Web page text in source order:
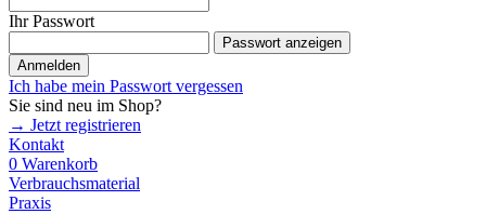
Ihr Passwort
Passwort anzeigen
Anmelden
Ich habe mein Passwort vergessen
Sie sind neu im Shop?
→ Jetzt registrieren
Kontakt
0 Warenkorb
Verbrauchsmaterial
Praxis